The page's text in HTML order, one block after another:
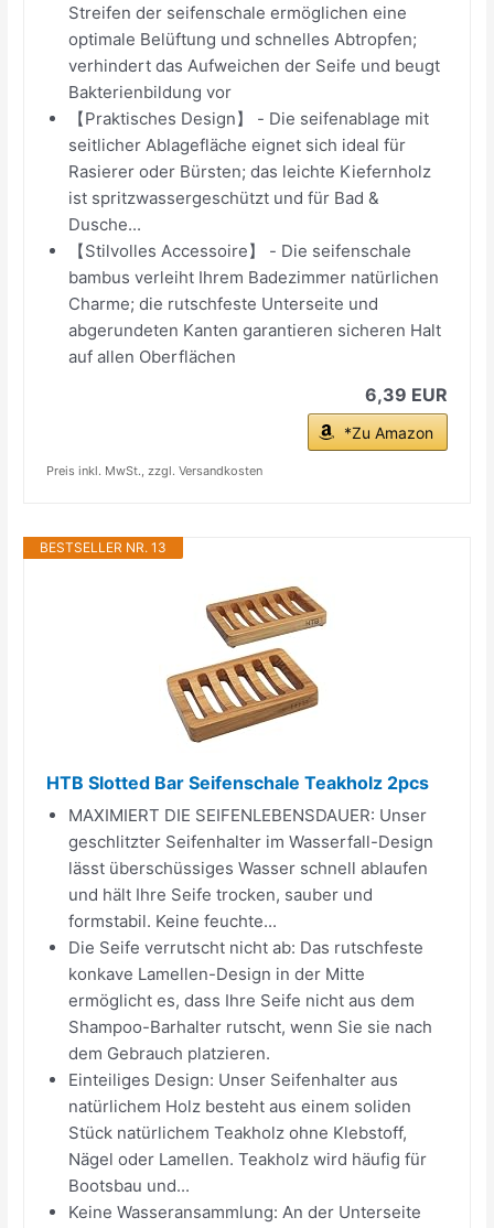
Streifen der seifenschale ermöglichen eine
optimale Belüftung und schnelles Abtropfen;
verhindert das Aufweichen der Seife und beugt
Bakterienbildung vor
【Praktisches Design】 - Die seifenablage mit
seitlicher Ablagefläche eignet sich ideal für
Rasierer oder Bürsten; das leichte Kiefernholz
ist spritzwassergeschützt und für Bad &
Dusche...
【Stilvolles Accessoire】 - Die seifenschale
bambus verleiht Ihrem Badezimmer natürlichen
Charme; die rutschfeste Unterseite und
abgerundeten Kanten garantieren sicheren Halt
auf allen Oberflächen
6,39 EUR
*Zu Amazon
Preis inkl. MwSt., zzgl. Versandkosten
BESTSELLER NR. 13
HTB Slotted Bar Seifenschale Teakholz 2pcs
MAXIMIERT DIE SEIFENLEBENSDAUER: Unser
geschlitzter Seifenhalter im Wasserfall-Design
lässt überschüssiges Wasser schnell ablaufen
und hält Ihre Seife trocken, sauber und
formstabil. Keine feuchte...
Die Seife verrutscht nicht ab: Das rutschfeste
konkave Lamellen-Design in der Mitte
ermöglicht es, dass Ihre Seife nicht aus dem
Shampoo-Barhalter rutscht, wenn Sie sie nach
dem Gebrauch platzieren.
Einteiliges Design: Unser Seifenhalter aus
natürlichem Holz besteht aus einem soliden
Stück natürlichem Teakholz ohne Klebstoff,
Nägel oder Lamellen. Teakholz wird häufig für
Bootsbau und...
Keine Wasseransammlung: An der Unterseite